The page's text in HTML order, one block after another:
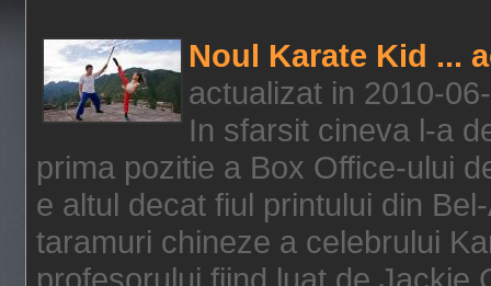
Noul Karate Kid ...
actualizat in 2010-
In sfarsit cineva l-a
prima pozitie a Box Office-ului
e altul decat fiul printului din
taramuri chineze a celebrului